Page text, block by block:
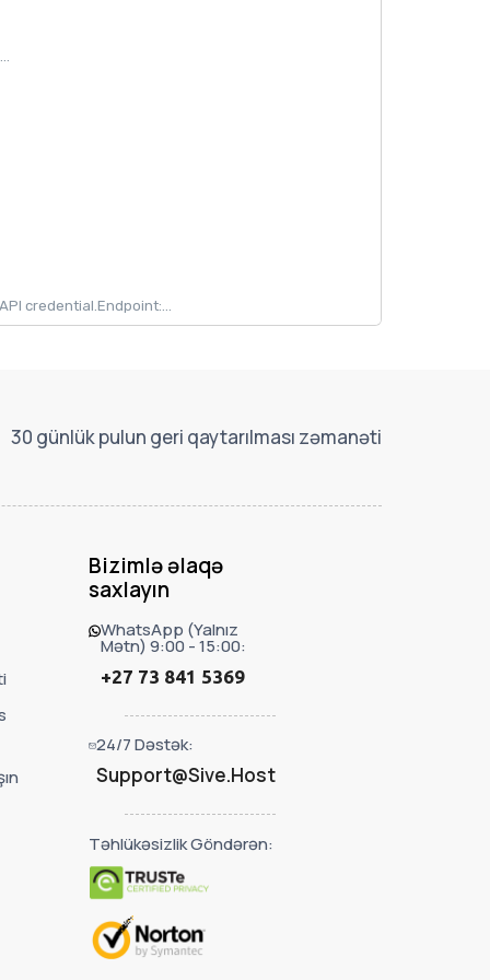
credential.Endpoint:...
30 günlük pulun geri qaytarılması zəmanəti
Bizimlə əlaqə
saxlayın
WhatsApp (Yalnız
Mətn) 9:00 - 15:00:
+27 73 841 5369
24/7 Dəstək:
Support@Sive.Host
Təhlükəsizlik Göndərən: